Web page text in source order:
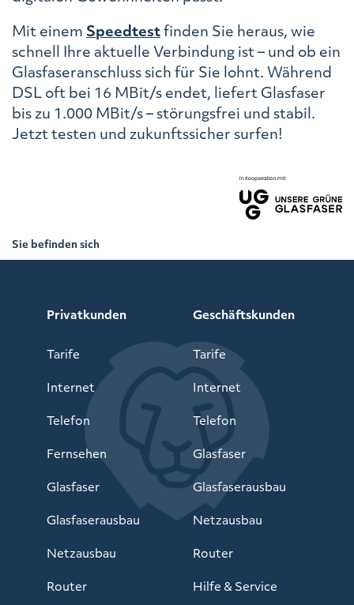
Mit einem Speedtestfinden Sie heraus, wie
schnell Ihre aktuelle Verbindung ist – und ob ein
Glasfaseranschluss sich für Sie lohnt. Während
DSL oft bei 16 MBit/s endet, liefert Glasfaser
bis zu 1.000 MBit/s – störungsfrei und stabil.
Jetzt testen und zukunftssicher surfen!
Sie befinden sich
Privatkunden
Tarife
Internet
Telefon
Fernsehen
Glasfaser
Glasfaserausbau
Netzausbau
Router
Geschäftskunden
Tarife
Internet
Telefon
Glasfaser
Glasfaserausbau
Netzausbau
Router
Hilfe & Service